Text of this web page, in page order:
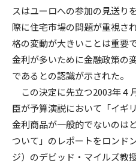
スはユーロへの参加の見送り
際に住宅市場の問題が重視さ
格の変動が大きいことは重要
金利が多いために金融政策の
であるとの認識が示された。
この決定に先立つ2003年４
臣が予算演説において「イギ
金利商品が一般的でないのは
ついて」のレポートをロンド
ジ）のデビッド・マイルズ教